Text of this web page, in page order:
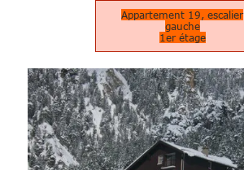
appartement
Appartement 19, escalier
gauche
1er étage